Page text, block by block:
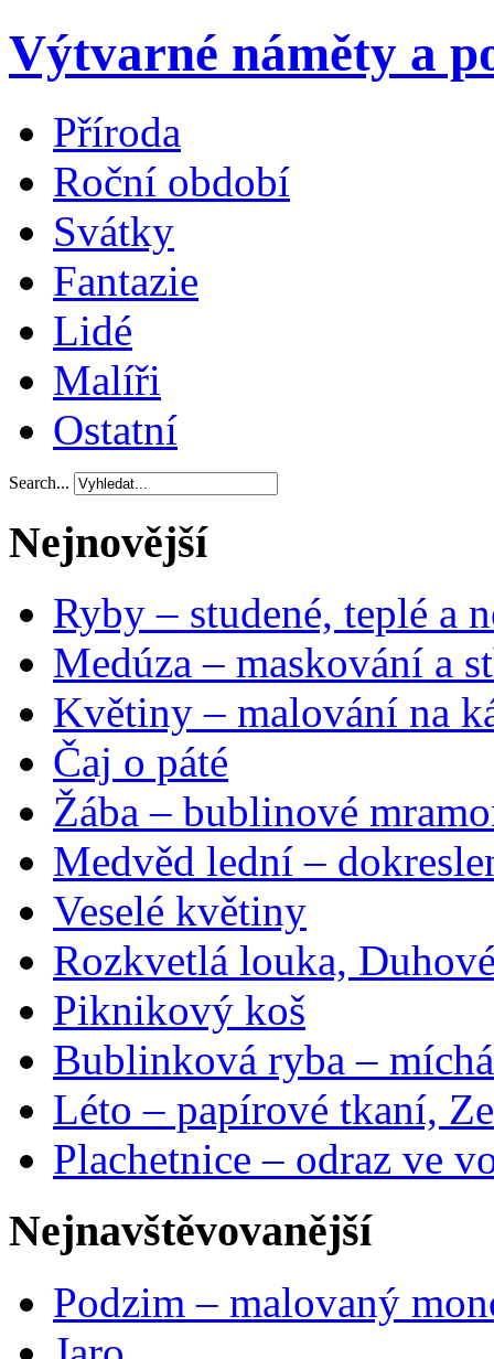
Výtvarné náměty a
Příroda
Roční období
Svátky
Fantazie
Lidé
Malíři
Ostatní
Search...
Nejnovější
Ryby – studené, teplé a
Medúza – maskování a
Květiny – malování na
Čaj o páté
Žába – bublinové
Medvěd lední –
Veselé květiny
Rozkvetlá louka,
Piknikový koš
Bublinková ryba –
Léto – papírové tkaní,
Plachetnice – odraz ve
Nejnavštěvovanější
Podzim – malovaný